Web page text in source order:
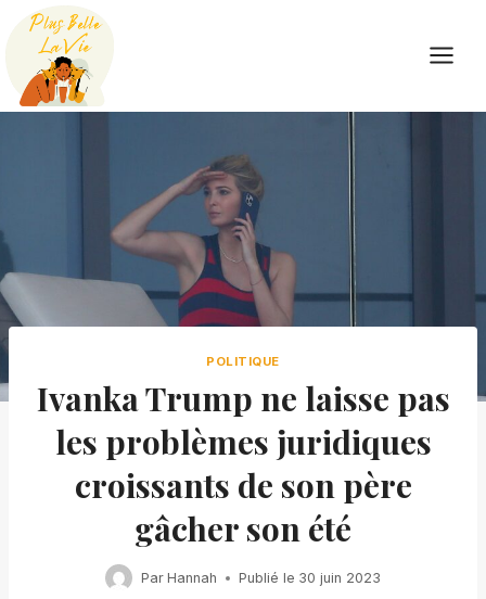
Skip
content
POLITIQUE
Ivanka Trump ne laisse pas
les problèmes juridiques
croissants de son père
gâcher son été
Par Hannah Publié le 30 juin 2023